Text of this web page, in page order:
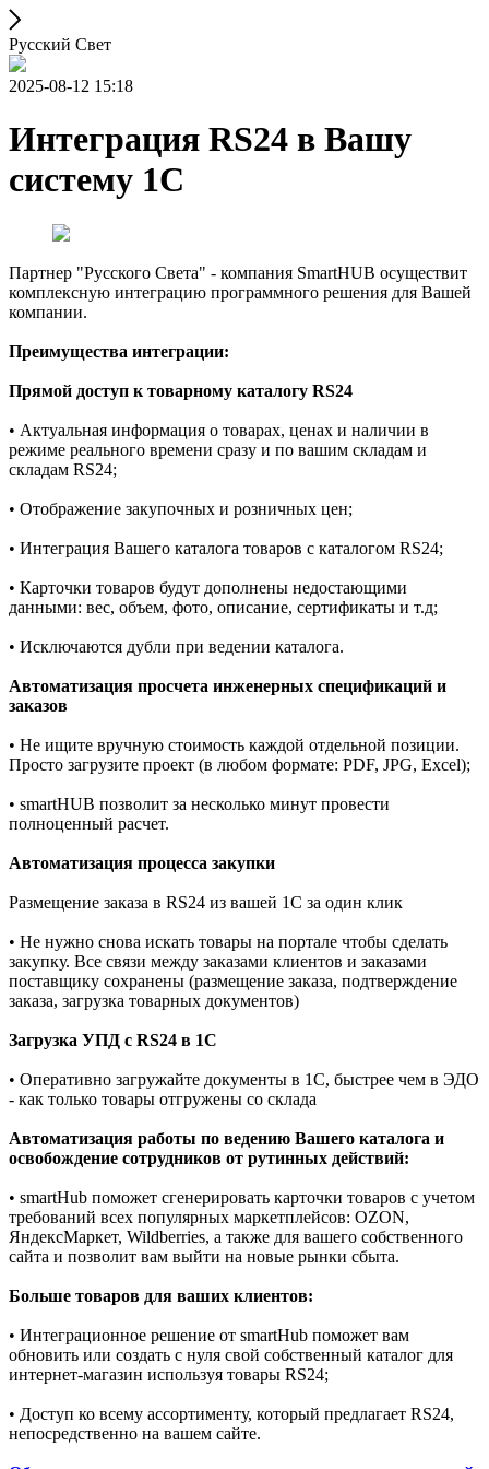
Русский Свет
2025-08-12 15:18
Интеграция RS24 в Вашу
систему 1С
Партнер "Русского Света" - компания SmartHUB осуществит
комплексную интеграцию программного решения для Вашей
компании.
Преимущества интеграции:
Прямой доступ к товарному каталогу RS24
• Актуальная информация о товарах, ценах и наличии в
режиме реального времени сразу и по вашим складам и
складам RS24;
• Отображение закупочных и розничных цен;
• Интеграция Вашего каталога товаров с каталогом RS24;
• Карточки товаров будут дополнены недостающими
данными: вес, объем, фото, описание, сертификаты и т.д;
• Исключаются дубли при ведении каталога.
Автоматизация просчета инженерных спецификаций и
заказов
• Не ищите вручную стоимость каждой отдельной позиции.
Просто загрузите проект (в любом формате: PDF, JPG, Excel);
• smartHUB позволит за несколько минут провести
полноценный расчет.
Автоматизация процесса закупки
Размещение заказа в RS24 из вашей 1С за один клик
• Не нужно снова искать товары на портале чтобы сделать
закупку. Все связи между заказами клиентов и заказами
поставщику сохранены (размещение заказа, подтверждение
заказа, загрузка товарных документов)
Загрузка УПД с RS24 в 1С
• Оперативно загружайте документы в 1С, быстрее чем в ЭДО
- как только товары отгружены со склада
Автоматизация работы по ведению Вашего каталога и
освобождение сотрудников от рутинных действий:
• smartHub поможет сгенерировать карточки товаров с учетом
требований всех популярных маркетплейсов: OZON,
ЯндексМаркет, Wildberries, а также для вашего собственного
сайта и позволит вам выйти на новые рынки сбыта.
Больше товаров для ваших клиентов:
• Интеграционное решение от smartHub поможет вам
обновить или создать с нуля свой собственный каталог для
интернет-магазин используя товары RS24;
• Доступ ко всему ассортименту, который предлагает RS24,
непосредственно на вашем сайте.